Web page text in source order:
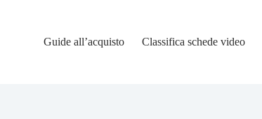
Guide all’acquisto
Classifica schede video